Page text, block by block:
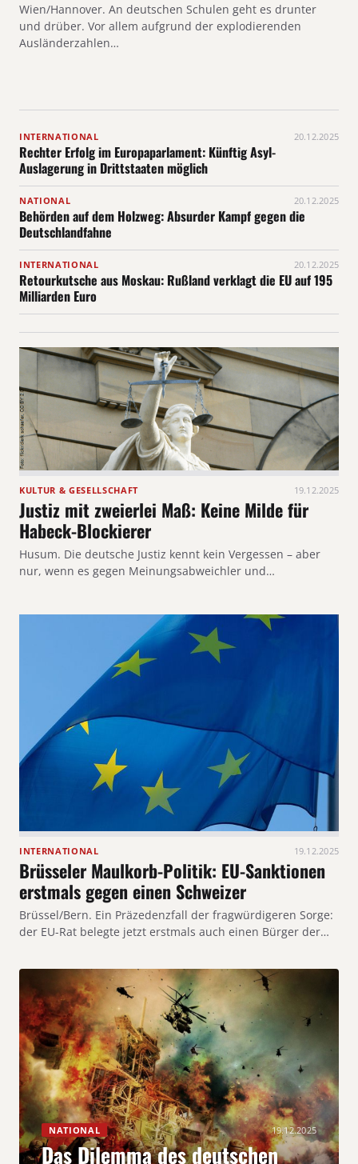
Wien/Hannover. An deutschen Schulen geht es drunter
und drüber. Vor allem aufgrund der explodierenden
Ausländerzahlen…
INTERNATIONAL 20.12.2025
Rechter Erfolg im Europaparlament: Künftig Asyl-
Auslagerung in Drittstaaten möglich
NATIONAL 20.12.2025
Behörden auf dem Holzweg: Absurder Kampf gegen die
Deutschlandfahne
INTERNATIONAL 20.12.2025
Retourkutsche aus Moskau: Rußland verklagt die EU auf 195
Milliarden Euro
KULTUR & GESELLSCHAFT 19.12.2025
Justiz mit zweierlei Maß: Keine Milde für
Habeck-Blockierer
Husum. Die deutsche Justiz kennt kein Vergessen – aber
nur, wenn es gegen Meinungsabweichler und…
INTERNATIONAL 19.12.2025
Brüsseler Maulkorb-Politik: EU-Sanktionen
erstmals gegen einen Schweizer
Brüssel/Bern. Ein Präzedenzfall der fragwürdigeren Sorge:
der EU-Rat belegte jetzt erstmals auch einen Bürger der…
NATIONAL 19.12.2025
Das Dilemma des deutschen